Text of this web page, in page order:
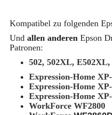
Kompatibel zu folgenden
Und allen anderen Epson
Patronen:
502, 502XL,
Expression-Home
Expression-Home
Expression-Home
WorkForce WF2800